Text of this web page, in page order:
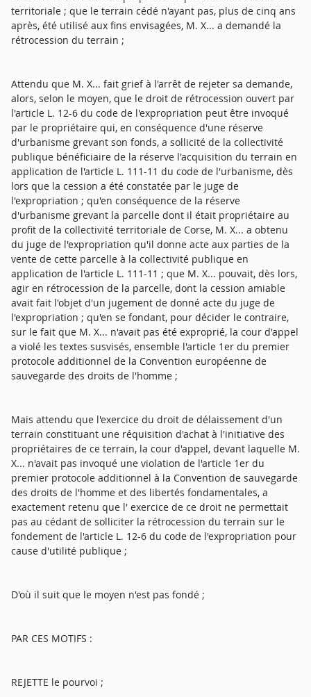
territoriale ; que le terrain cédé n'ayant pas, plus de cinq ans
après, été utilisé aux fins envisagées, M. X... a demandé la
rétrocession du terrain ;
Attendu que M. X... fait grief à l'arrêt de rejeter sa demande,
alors, selon le moyen, que le droit de rétrocession ouvert par
l'article L. 12-6 du code de l'expropriation peut être invoqué
par le propriétaire qui, en conséquence d'une réserve
d'urbanisme grevant son fonds, a sollicité de la collectivité
publique bénéficiaire de la réserve l'acquisition du terrain en
application de l'article L. 111-11 du code de l'urbanisme, dès
lors que la cession a été constatée par le juge de
l'expropriation ; qu'en conséquence de la réserve
d'urbanisme grevant la parcelle dont il était propriétaire au
profit de la collectivité territoriale de Corse, M. X... a obtenu
du juge de l'expropriation qu'il donne acte aux parties de la
vente de cette parcelle à la collectivité publique en
application de l'article L. 111-11 ; que M. X... pouvait, dès lors,
agir en rétrocession de la parcelle, dont la cession amiable
avait fait l'objet d'un jugement de donné acte du juge de
l'expropriation ; qu'en se fondant, pour décider le contraire,
sur le fait que M. X... n'avait pas été exproprié, la cour d'appel
a violé les textes susvisés, ensemble l'article 1er du premier
protocole additionnel de la Convention européenne de
sauvegarde des droits de l'homme ;
Mais attendu que l'exercice du droit de délaissement d'un
terrain constituant une réquisition d'achat à l'initiative des
propriétaires de ce terrain, la cour d'appel, devant laquelle M.
X... n'avait pas invoqué une violation de l'article 1er du
premier protocole additionnel à la Convention de sauvegarde
des droits de l'homme et des libertés fondamentales, a
exactement retenu que l' exercice de ce droit ne permettait
pas au cédant de solliciter la rétrocession du terrain sur le
fondement de l'article L. 12-6 du code de l'expropriation pour
cause d'utilité publique ;
D'où il suit que le moyen n'est pas fondé ;
PAR CES MOTIFS :
REJETTE le pourvoi ;